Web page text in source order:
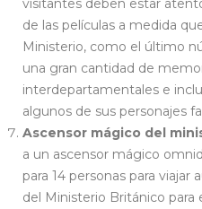
visitantes deben estar
de las películas a medida
Ministerio, como el último
una gran cantidad de
interdepartamentales e
algunos de sus personajes
Ascensor mágico del
a un ascensor mágico
para 14 personas para
del Ministerio Británico para